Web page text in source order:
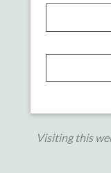
Visiting this